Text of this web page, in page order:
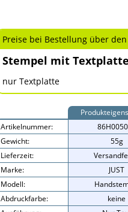
Preise bei Bestellung über
Stempel mit
nur Textplatte
Artikelnummer:
Gewicht:
55g
Lieferzeit:
Marke:
JUST
Modell:
Abdruckfarbe:
keine